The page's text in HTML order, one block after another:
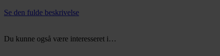
Se den fulde beskrivelse
Du kunne også være interesseret i…